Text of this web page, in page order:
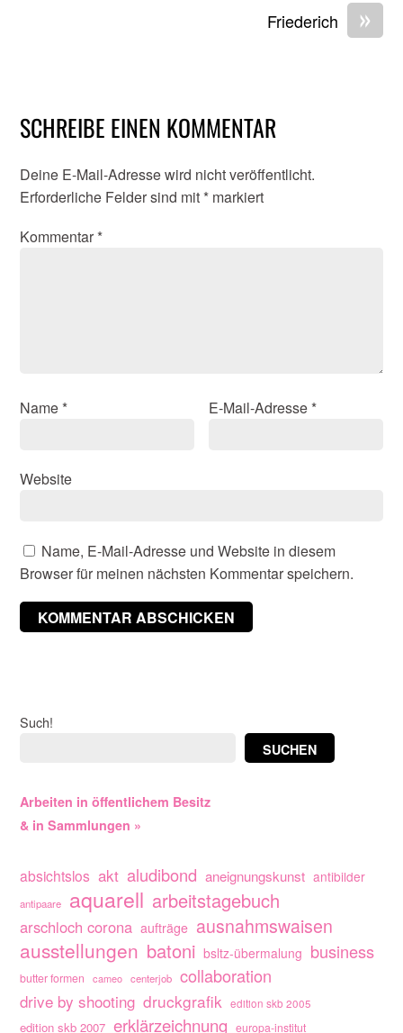
»
Friederich
SCHREIBE EINEN KOMMENTAR
Deine E-Mail-Adresse wird nicht veröffentlicht.
Erforderliche Felder sind mit * markiert
Kommentar *
Name * E-Mail-Adresse *
Website
Name, E-Mail-Adresse und Website in diesem
Browser für meinen nächsten Kommentar speichern.
Such!
SUCHEN
Arbeiten in öffentlichem Besitz
& in Sammlungen »
absichtslos akt aludibond aneignungskunst antibilder
antipaare aquarell arbeitstagebuch
arschloch corona aufträge ausnahmswaisen
ausstellungen batoni bsltz-übermalung business
butter formen cameo centerjob collaboration
drive by shooting druckgrafik edition skb 2005
edition skb 2007 erklärzeichnung europa-institut